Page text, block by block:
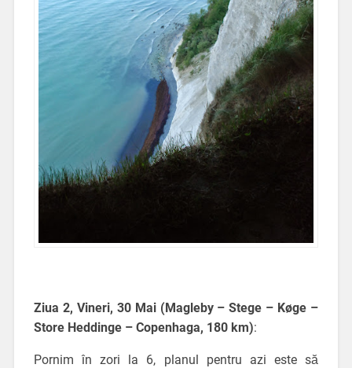
Ziua 2, Vineri, 30 Mai (Magleby – Stege – Køge –
Store Heddinge – Copenhaga, 180 km):
Pornim în zori la 6, planul pentru azi este să